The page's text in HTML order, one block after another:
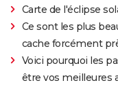
Carte de l'éclipse
Ce sont les plus
cache forcément
Voici pourquoi les
être vos meilleures